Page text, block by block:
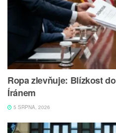
Ropa zlevňuje: Blízkost
Íránem
5 SRPNA, 2026